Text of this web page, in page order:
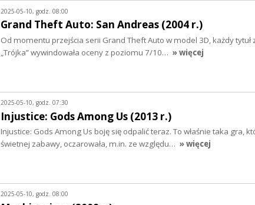
2025-05-10, godz. 08:00
Grand Theft Auto: San Andreas (2004 r.)
Od momentu przejścia serii Grand Theft Auto w model 3D, każdy tytuł
„Trójka” wywindowała oceny z poziomu 7/10… » więcej
2025-05-10, godz. 07:30
Injustice: Gods Among Us (2013 r.)
Injustice: Gods Among Us boję się odpalić teraz. To właśnie taka gra,
świetnej zabawy, oczarowała, m.in. ze względu… » więcej
2025-05-10, godz. 08:00